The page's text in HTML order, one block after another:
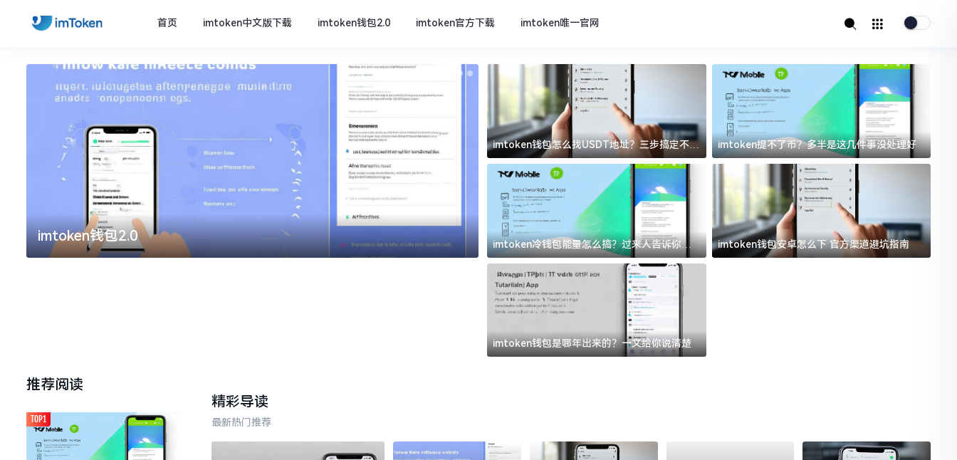
首页 imtoken中文版下载 imtoken钱包2.0 imtoken官方下载 imtoken唯一官网
imtoken钱包2.0 imtoken官方下载
imtoken钱包怎么找USDT地址？三步搞定不踩
坑
imtoken提不了币？多半是这几件事没处理好
imtoken冷钱包能量怎么搞？过来人告诉你门
道
imtoken钱包安卓怎么下 官方渠道避坑指南
imtoken钱包是哪年出来的？一文给你说清楚
推荐阅读
TOP1
精彩导读
最新热门推荐